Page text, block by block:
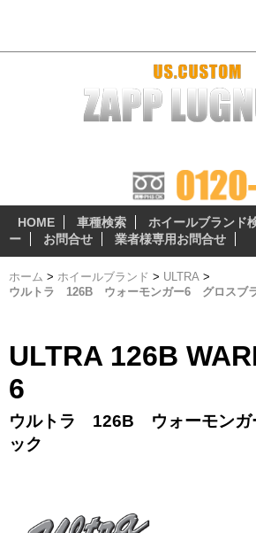
HOME 車種検索 ホイールブランド
ー
お問合せ 業者様専用お問合せ
ホーム > ホイールブランド > ULTRA >
ウルトラ 126B ウォーモンガー6 グロスブ
ULTRA 126B
6
ウルトラ 126B ウォーモン
ック